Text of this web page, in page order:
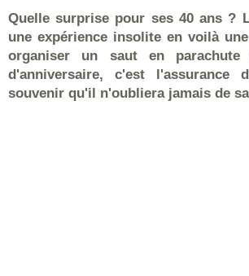
Quelle surprise pour ses 40 ans ?
une expérience insolite en voilà
organiser un saut en parachute
d'anniversaire, c'est
souvenir qu'il n'oubliera jamais de